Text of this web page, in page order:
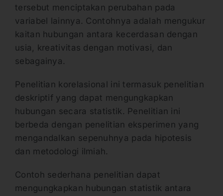
tersebut menciptakan perubahan pada
variabel lainnya. Contohnya adalah mengukur
kaitan hubungan antara kecerdasan dengan
usia, kreativitas dengan motivasi, dan
sebagainya.
Penelitian korelasional ini termasuk penelitian
deskriptif yang dapat mengungkapkan
hubungan secara statistik. Penelitian ini
berbeda dengan penelitian eksperimen yang
mengandalkan sepenuhnya pada hipotesis
dan metodologi ilmiah.
Contoh sederhana penelitian dapat
mengungkapkan hubungan statistik antara